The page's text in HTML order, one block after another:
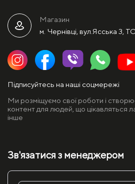
Магазин
м. Чернівці, вул.Ясська 3,
Підписуйтесь на наші соцмережі
Ми розміщуємо свої роботи і
контент для людей, що цікавляться
інше
Зв'язатися з менеджером